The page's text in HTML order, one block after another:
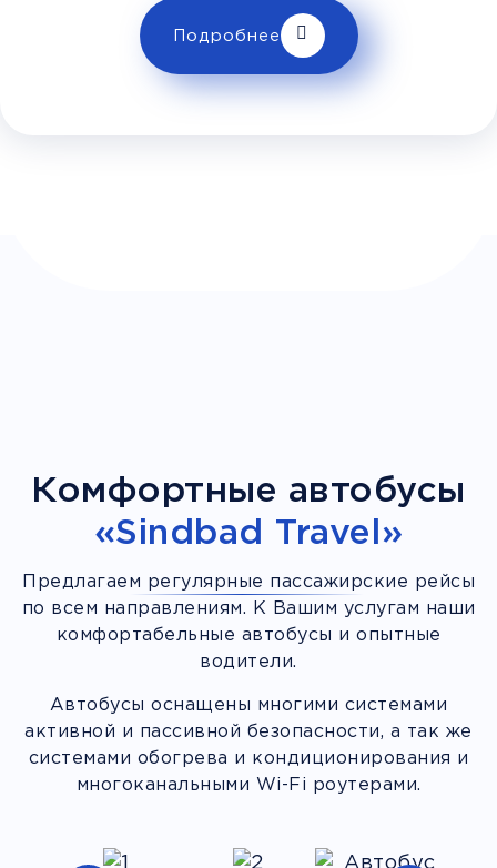
Телевизор Комфорт
Wi-Fi
Климат контроль
Подробнее
Комфортные автобусы
«Sindbad Travel»
Предлагаем регулярные пассажирские рейсы
по всем направлениям. К Вашим услугам наши
комфортабельные автобусы и опытные
водители.
Автобусы оснащены многими системами
активной и пассивной безопасности, а так же
системами обогрева и кондиционирования и
многоканальными Wi-Fi роутерами.